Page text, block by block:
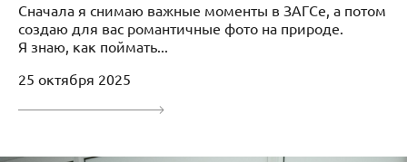
Сначала я снимаю важные моменты в ЗАГСе, а потом
создаю для вас романтичные фото на природе.
Я знаю, как поймать...
25 октября 2025